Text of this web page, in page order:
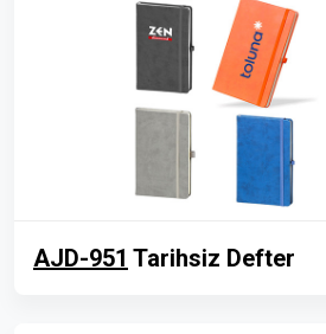
AJD-951 Tarihsiz Defter